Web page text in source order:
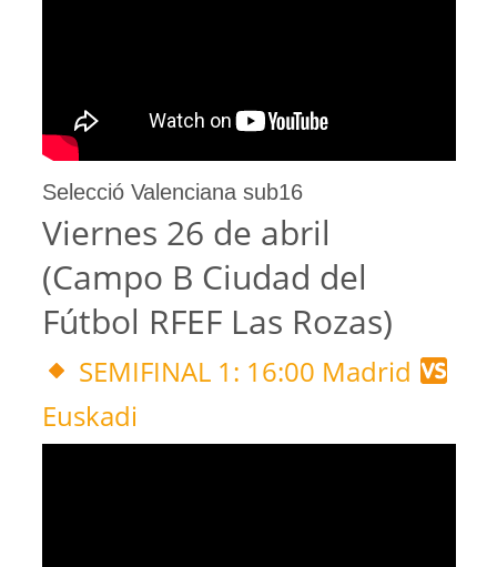
Selecció Valenciana sub16
Viernes 26 de abril
(Campo B Ciudad del
Fútbol RFEF Las Rozas)
SEMIFINAL 1: 16:00 Madrid
Euskadi